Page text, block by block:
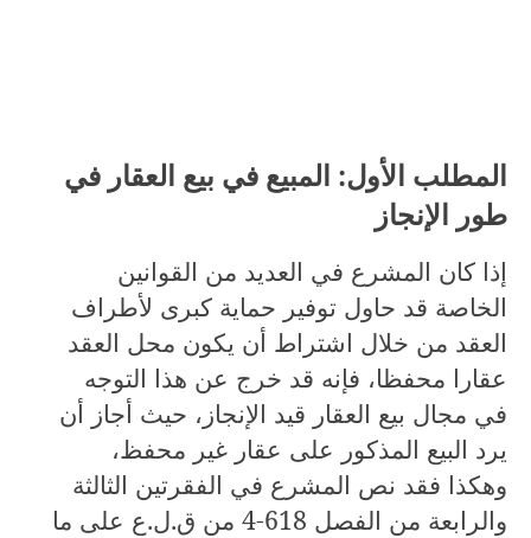
المطلب الأول: المبيع في بيع العقار في
طور الإنجاز
إذا كان المشرع في العديد من القوانين
الخاصة قد حاول توفير حماية كبرى لأطراف
العقد من خلال اشتراط أن يكون محل العقد
عقارا محفظا، فإنه قد خرج عن هذا التوجه
في مجال بيع العقار قيد الإنجاز، حيث أجاز أن
يرد البيع المذكور على عقار غير محفظ،
وهكذا فقد نص المشرع في الفقرتين الثالثة
والرابعة من الفصل 4-618من ق.ل.ع على ما